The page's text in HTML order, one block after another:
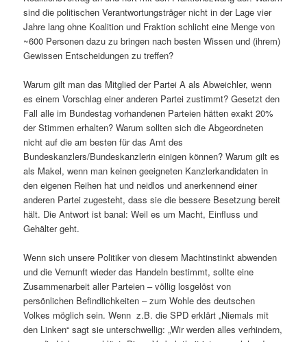
sind die politischen Verantwortungsträger nicht in der Lage vier
Jahre lang ohne Koalition und Fraktion schlicht eine Menge von
~600 Personen dazu zu bringen nach besten Wissen und (ihrem)
Gewissen Entscheidungen zu treffen?
Warum gilt man das Mitglied der Partei A als Abweichler, wenn
es einem Vorschlag einer anderen Partei zustimmt? Gesetzt den
Fall alle im Bundestag vorhandenen Parteien hätten exakt 20%
der Stimmen erhalten? Warum sollten sich die Abgeordneten
nicht auf die am besten für das Amt des
Bundeskanzlers/Bundeskanzlerin einigen können? Warum gilt es
als Makel, wenn man keinen geeigneten Kanzlerkandidaten in
den eigenen Reihen hat und neidlos und anerkennend einer
anderen Partei zugesteht, dass sie die bessere Besetzung bereit
hält. Die Antwort ist banal: Weil es um Macht, Einfluss und
Gehälter geht.
Wenn sich unsere Politiker von diesem Machtinstinkt abwenden
und die Vernunft wieder das Handeln bestimmt, sollte eine
Zusammenarbeit aller Parteien – völlig losgelöst von
persönlichen Befindlichkeiten – zum Wohle des deutschen
Volkes möglich sein. Wenn z.B. die SPD erklärt „Niemals mit
den Linken“ sagt sie unterschwellig: „Wir werden alles verhindern,